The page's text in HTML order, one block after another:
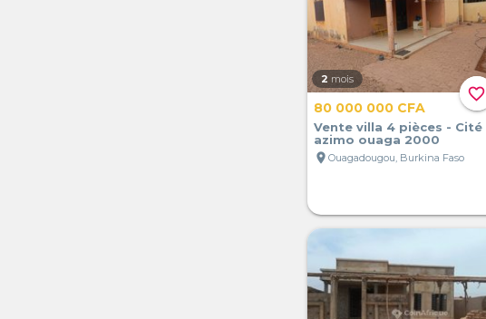
favorite_border
2 mois
80 000 000 CFA
Vente villa 4 pièces - Cité
azimo ouaga 2000
location_on Ouagadougou, Burkina Faso